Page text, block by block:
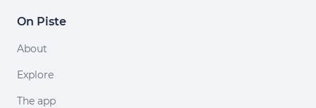
On Piste
About
Explore
The app